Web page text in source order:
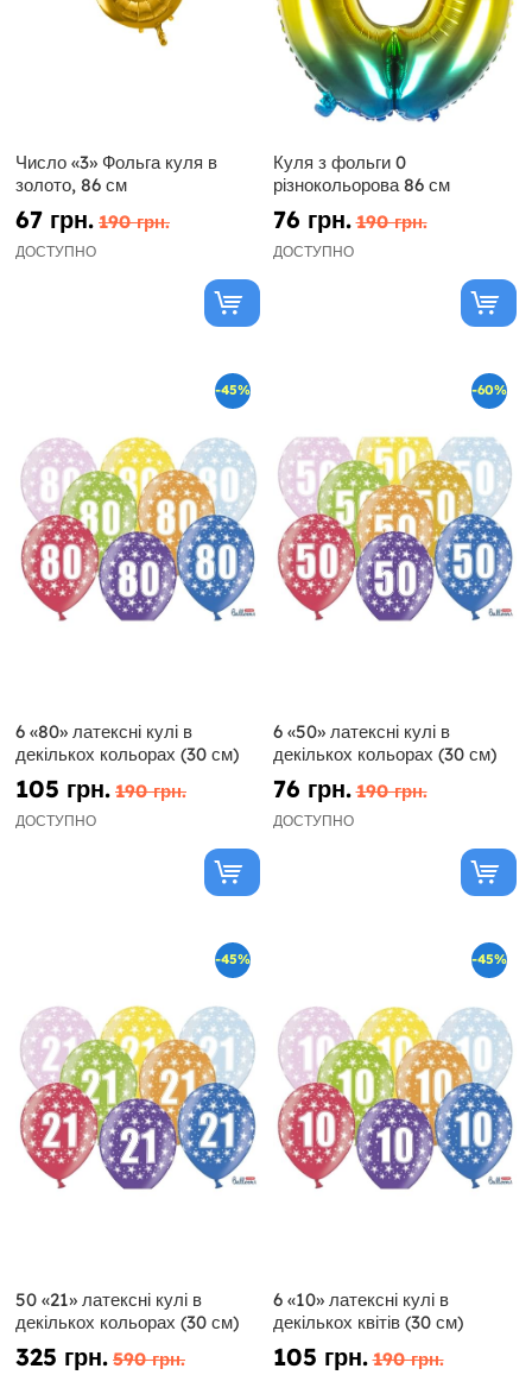
Число «3» Фольга куля в
золото, 86 см
67 грн. 190 грн.
ДОСТУПНО
Куля з фольги 0
різнокольорова 86 см
76 грн. 190 грн.
ДОСТУПНО
-45%
6 «80» латексні кулі в
декількох кольорах (30 см)
105 грн. 190 грн.
ДОСТУПНО
-60%
6 «50» латексні кулі в
декількох кольорах (30 см)
76 грн. 190 грн.
ДОСТУПНО
-45%
50 «21» латексні кулі в
декількох кольорах (30 см)
325 грн. 590 грн.
-45%
6 «10» латексні кулі в
декількох квітів (30 см)
105 грн. 190 грн.